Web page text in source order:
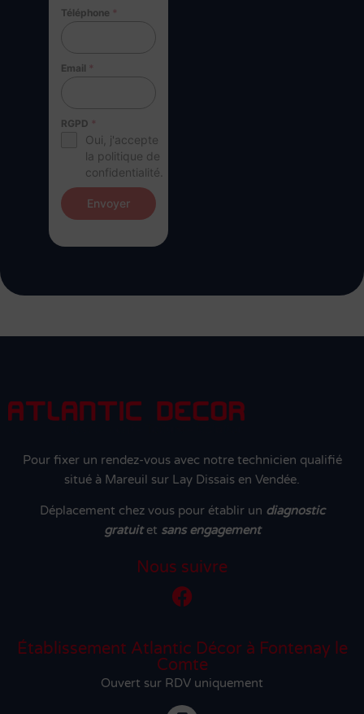
Téléphone *
Email *
RGPD *
Oui, j'accepte
la politique de
confidentialité.
Envoyer
Pour fixer un rendez-vous avec notre technicien qualifié
situé à Mareuil sur Lay Dissais en Vendée.
Déplacement chez vous pour établir un diagnostic
gratuitet sans engagement
Nous suivre
Établissement Atlantic Décor à Fontenay le
Comte
Ouvert sur RDV uniquement